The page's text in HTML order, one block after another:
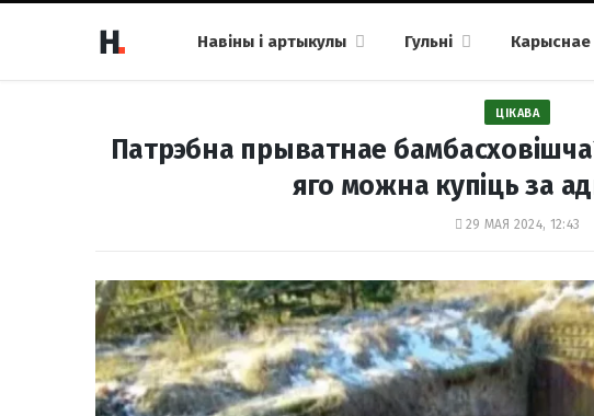
Навіны і артыкулы Гульні Карыснае
ЦІКАВА
Патрэбна прыватнае
яго можна купіць за
29 МАЯ 2024, 12:43